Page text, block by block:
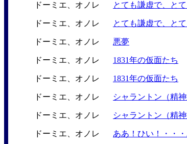
ドーミエ、オノレ とても謙虚で、と
ドーミエ、オノレ とても謙虚で、と
ドーミエ、オノレ 悪夢
ドーミエ、オノレ 1831年の仮面たち
ドーミエ、オノレ 1831年の仮面たち
ドーミエ、オノレ シャラントン（精
ドーミエ、オノレ シャラントン（精
ドーミエ、オノレ ああ！ひい！・・